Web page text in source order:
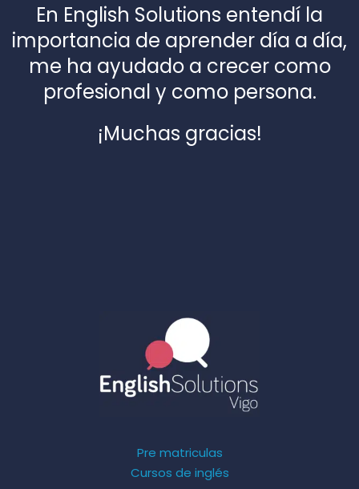
En English Solutions entendí la
importancia de aprender día a día,
me ha ayudado a crecer como
profesional y como persona.
¡Muchas gracias!
Pre matriculas
Cursos de inglés